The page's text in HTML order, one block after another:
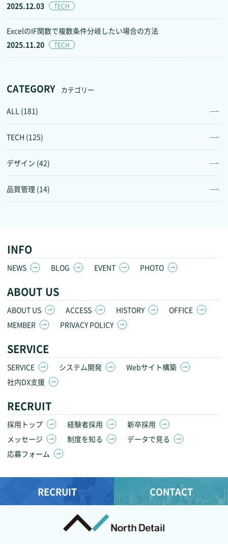
2025.12.03 TECH
2025.11.20 TECH
ExcelのIF関数で複数条件分岐したい場合の方法
CATEGORY カテゴリー
ALL (181)
TECH (125)
デザイン (42)
品質管理 (14)
INFO
NEWS BLOG EVENT PHOTO
ABOUT US
ABOUT US ACCESS HISTORY
OFFICE
MEMBER
PRIVACY POLICY
SERVICE
SERVICE システム開発
Webサイト構築
社内DX支援
RECRUIT
採用トップ 経験者採用
新卒採用
メッセージ
制度を知る
データで見る
応募フォーム
RECRUIT CONTACT